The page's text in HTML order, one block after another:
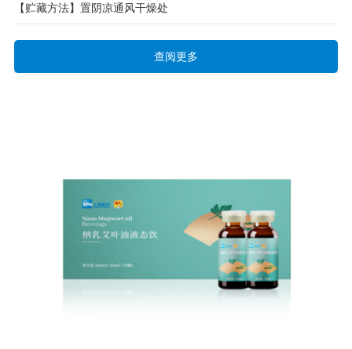
【贮藏方法】置阴凉通风干燥处
查阅更多